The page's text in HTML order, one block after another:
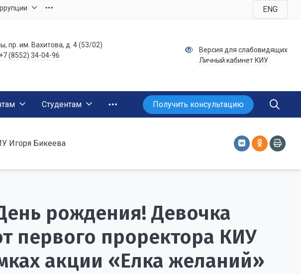
ENG
пр. им. Вахитова, д. 4 (53/02)
+7 (8552) 34-04-96
Версия для слабовидящих
Личный кабинет КИУ
Студентам Получить консультацию
Игоря Бикеева
рождения! Девочка
первого проректора КИУ
акции «Елка желаний»